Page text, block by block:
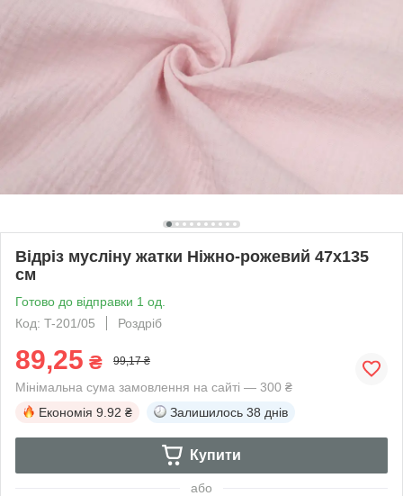
Відріз мусліну жатки Ніжно-рожевий 47х135
см
Готово до відправки 1 од.
Код: T-201/05
Роздріб
89,25 ₴ 99,17 ₴
Мінімальна сума замовлення на сайті — 300 ₴
Економія 9.92 ₴ Залишилось 38 днів
Купити
або